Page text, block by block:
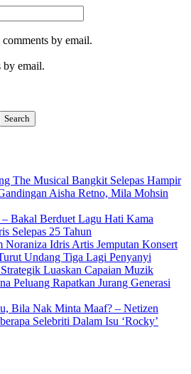
by email.
by email.
The Musical Bangkit Selepas Hampir
Aisha Retno, Mila Mohsin
Bakal Berduet Lagu Hati Kama
Selepas 25 Tahun
Noraniza Idris Artis Jemputan Konsert
Undang Tiga Lagi Penyanyi
Luaskan Capaian Muzik
Peluang Rapatkan Jurang Generasi
Bila Nak Minta Maaf? – Netizen
Selebriti Dalam Isu ‘Rocky’